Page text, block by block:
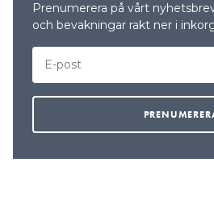
Prenumerera på vårt
och bevakningar rakt ner i